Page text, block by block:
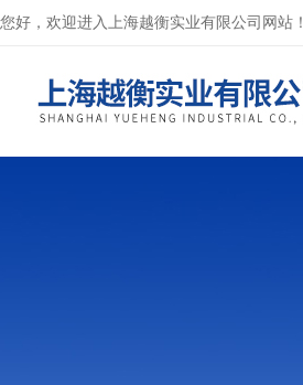
您好，欢迎进入上海越衡实业有限公司网站！